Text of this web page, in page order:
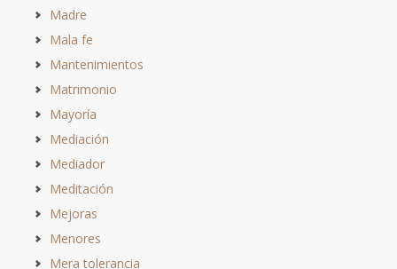
Madre
Mala fe
Mantenimientos
Matrimonio
Mayoría
Mediación
Mediador
Meditación
Mejoras
Menores
Mera tolerancia